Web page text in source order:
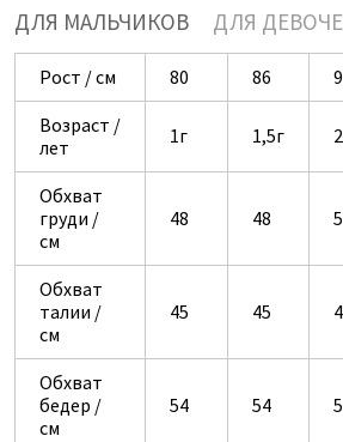
ДЛЯ МАЛЬЧИКОВ ДЛЯ
Рост / см 80 86
Возраст /
лет
1г 1,5г
Обхват
груди /
см
48 48
Обхват
талии /
см
45 45
Обхват
бедер /
см
54 54